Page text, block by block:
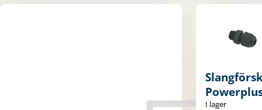
I lager